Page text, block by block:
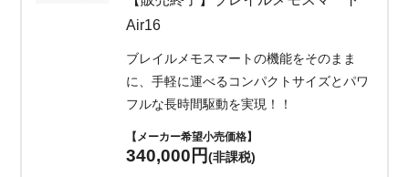
Air16
ブレイルメモスマートの機能をそのまま
に、手軽に運べるコンパクトサイズとパワ
フルな長時間駆動を実現！！
【メーカー希望小売価格】
340,000円(非課税)